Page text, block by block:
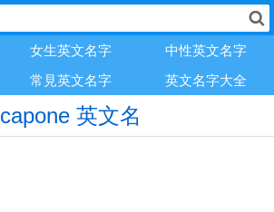
女生英文名字
中性英文名字
常見英文名字 英文名字大全
capone 英文名